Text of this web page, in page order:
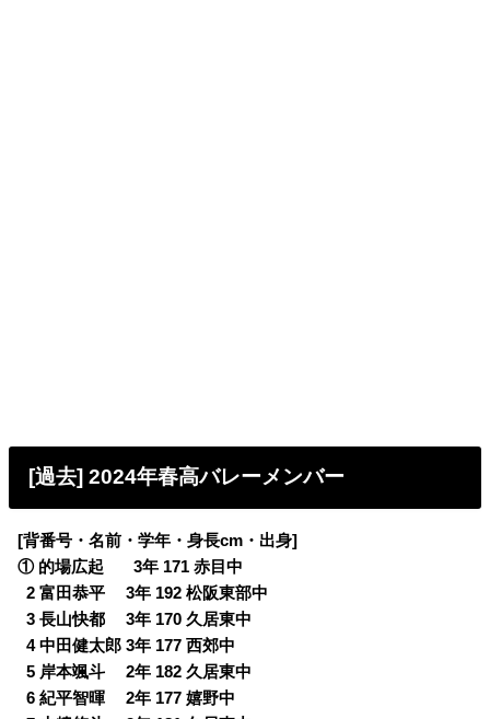
[過去] 2024年春高バレーメンバー
[背番号・名前・学年・身長cm・出身]
① 的場広起 3年 171 赤目中
02 富田恭平 3年 192 松阪東部中
03 長山快都 3年 170 久居東中
04 中田健太郎 3年 177 西郊中
05 岸本颯斗 2年 182 久居東中
06 紀平智暉 2年 177 嬉野中